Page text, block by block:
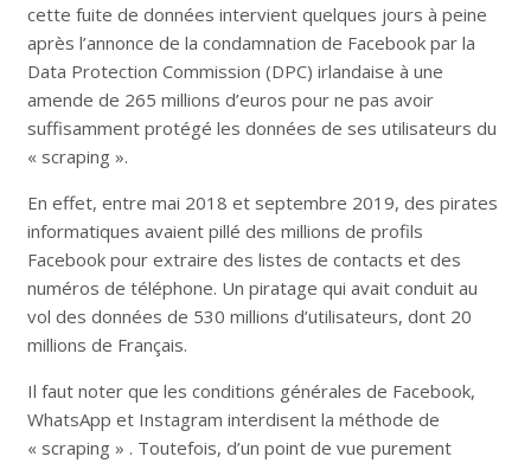
cette fuite de données intervient quelques jours à peine
après l’annonce de la condamnation de Facebook par la
Data Protection Commission (DPC) irlandaise à une
amende de 265 millions d’euros pour ne pas avoir
suffisamment protégé les données de ses utilisateurs du
« scraping ».
En effet, entre mai 2018 et septembre 2019, des pirates
informatiques avaient pillé des millions de profils
Facebook pour extraire des listes de contacts et des
numéros de téléphone. Un piratage qui avait conduit au
vol des données de 530 millions d’utilisateurs, dont 20
millions de Français.
Il faut noter que les conditions générales de Facebook,
WhatsApp et Instagram interdisent la méthode de
« scraping » . Toutefois, d’un point de vue purement